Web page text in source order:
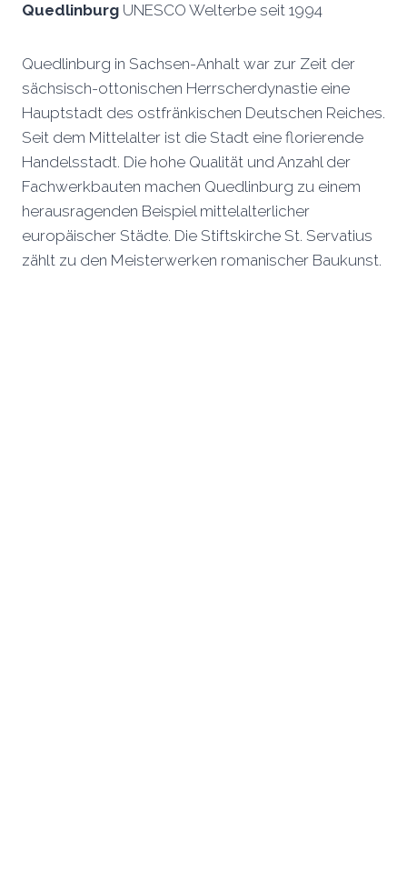
Quedlinburg UNESCO Welterbe seit 1994
Quedlinburg in Sachsen-Anhalt war zur Zeit der
sächsisch-ottonischen Herrscherdynastie eine
Hauptstadt des ostfränkischen Deutschen Reiches.
Seit dem Mittelalter ist die Stadt eine florierende
Handelsstadt. Die hohe Qualität und Anzahl der
Fachwerkbauten machen Quedlinburg zu einem
herausragenden Beispiel mittelalterlicher
europäischer Städte. Die Stiftskirche St. Servatius
zählt zu den Meisterwerken romanischer Baukunst.